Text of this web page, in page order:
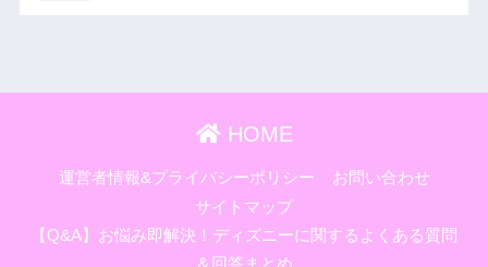
HOME
運営者情報&プライバシーポリシー
お問い合わせ
サイトマップ
【Q&A】お悩み即解決！ディズニーに関するよくある質問